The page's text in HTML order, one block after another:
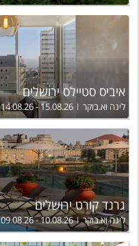
איביס סטיילס ירושלים
לינה וא.בוקר 14.08.26 - 15.08.26
גרנד קורט ירושלים
לינה וא.בוקר 09.08.26 - 10.08.26